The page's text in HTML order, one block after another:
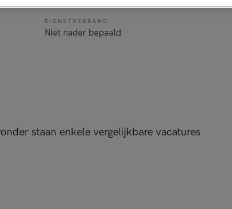
DIENSTVERBAND
Niet nader bepaald
staan enkele vergelijkbare vacatures